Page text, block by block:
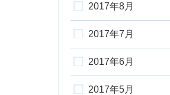
2017年8月
2017年7月
2017年6月
2017年5月